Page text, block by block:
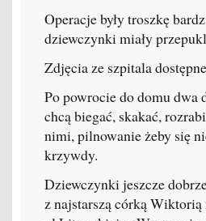
Operacje były troszkę
dziewczynki miały
Zdjęcia ze szpitala
Po powrocie do domu dwa
chcą biegać, skakać,
nimi, pilnowanie żeby się
krzywdy.
Dziewczynki jeszcze
z najstarszą córką